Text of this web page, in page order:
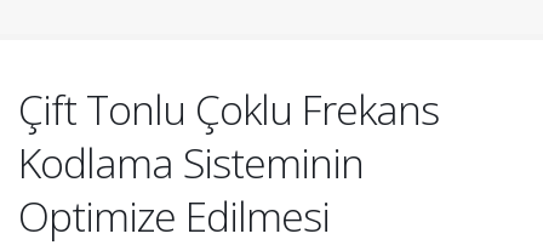
Çift Tonlu Çoklu Frekans
Kodlama Sisteminin
Optimize Edilmesi